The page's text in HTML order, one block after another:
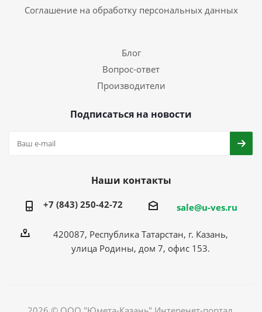
Соглашение на обработку персональных данных
Блог
Вопрос-ответ
Производители
Подписаться на новости
Наши контакты
+7 (843) 250-42-72 sale@u-ves.ru
420087, Республика Татарстан, г. Казань,
улица Родины, дом 7, офис 153.